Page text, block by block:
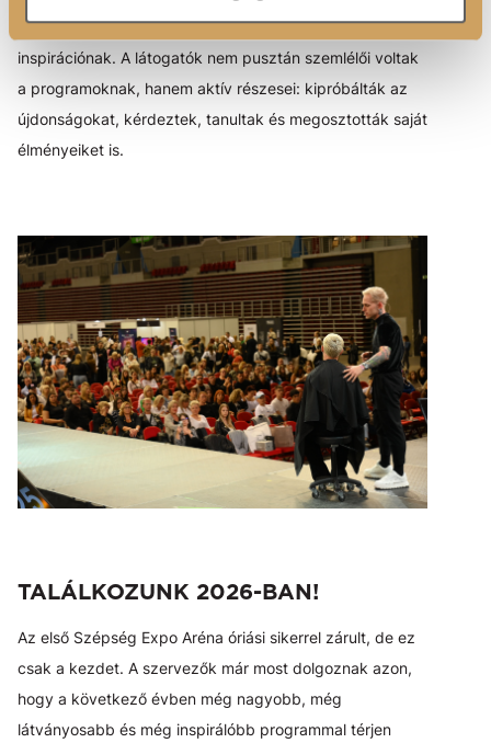
teret adott a találkozásnak, a tapasztalatcserének és az
inspirációnak. A látogatók nem pusztán szemlélői voltak
a programoknak, hanem aktív részesei: kipróbálták az
újdonságokat, kérdeztek, tanultak és megosztották saját
élményeiket is.
TALÁLKOZUNK 2026-BAN!
Az első Szépség Expo Aréna óriási sikerrel zárult, de ez
csak a kezdet. A szervezők már most dolgoznak azon,
hogy a következő évben még nagyobb, még
látványosabb és még inspirálóbb programmal térjen